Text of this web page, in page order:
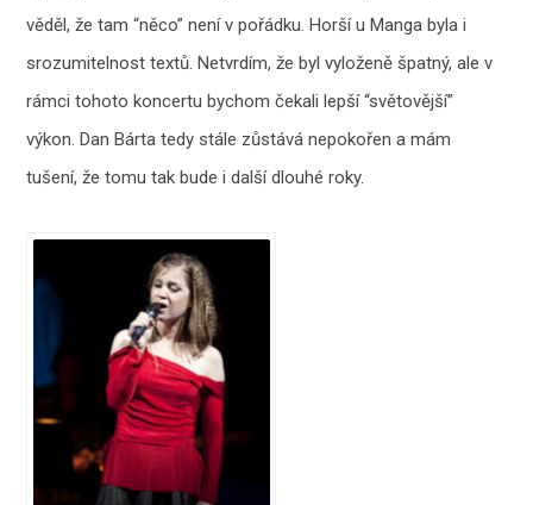
věděl, že tam “něco” není v pořádku. Horší u Manga byla i
srozumitelnost textů. Netvrdím, že byl vyloženě špatný, ale v
rámci tohoto koncertu bychom čekali lepší “světovější”
výkon. Dan Bárta tedy stále zůstává nepokořen a mám
tušení, že tomu tak bude i další dlouhé roky.